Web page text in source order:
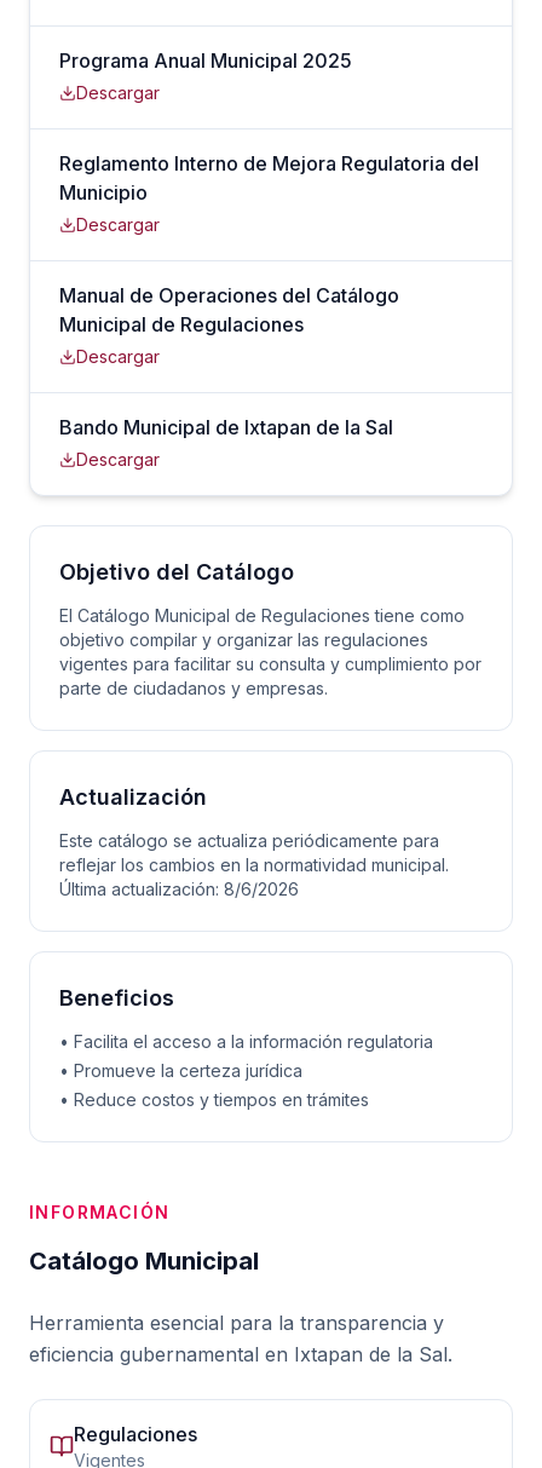
Programa Anual Municipal 2025
Descargar
Reglamento Interno de Mejora Regulatoria del
Municipio
Descargar
Manual de Operaciones del Catálogo
Municipal de Regulaciones
Descargar
Bando Municipal de Ixtapan de la Sal
Descargar
Objetivo del Catálogo
El Catálogo Municipal de Regulaciones tiene como
objetivo compilar y organizar las regulaciones
vigentes para facilitar su consulta y cumplimiento por
parte de ciudadanos y empresas.
Actualización
Este catálogo se actualiza periódicamente para
reflejar los cambios en la normatividad municipal.
Última actualización: 8/6/2026
Beneficios
• Facilita el acceso a la información regulatoria
• Promueve la certeza jurídica
• Reduce costos y tiempos en trámites
INFORMACIÓN
Catálogo Municipal
Herramienta esencial para la transparencia y
eficiencia gubernamental en Ixtapan de la Sal.
Regulaciones
Vigentes